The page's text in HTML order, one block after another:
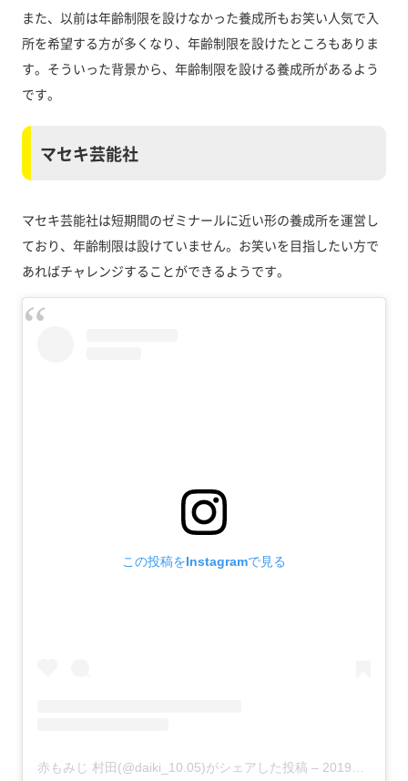
また、以前は年齢制限を設けなかった養成所もお笑い人気で入
所を希望する方が多くなり、年齢制限を設けたところもありま
す。そういった背景から、年齢制限を設ける養成所があるよう
です。
マセキ芸能社
マセキ芸能社は短期間のゼミナールに近い形の養成所を運営し
ており、年齢制限は設けていません。お笑いを目指したい方で
あればチャレンジすることができるようです。
この投稿をInstagramで見る
赤もみじ 村田(@daiki_10.05)がシェアした投稿 – 2019年11月月27日午前7時15分PST